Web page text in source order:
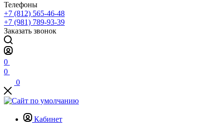
Телефоны
+7 (812) 565-46-48
+7 (981) 789-93-39
Заказать звонок
0
0
0
Кабинет